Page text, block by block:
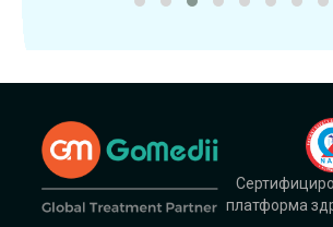
платформа